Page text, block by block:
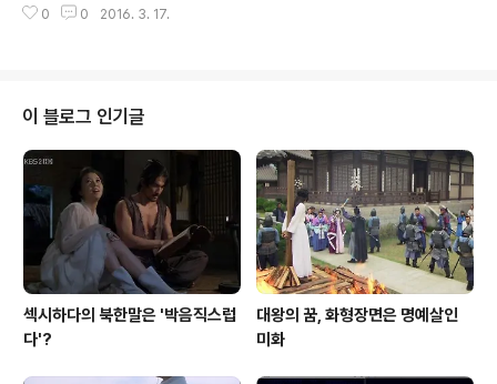
습니다. 한 장의 사진에 담긴 ‘결정적 순간’이 우리 모두를
의무화 하겠다" 창원 성산구 정의당 노회찬 후보가 지난 1
수도 요금은 1㎥(1000ℓ)당 650원, 하수도 요금은 1㎥
당 370원으로 서울시 상수도 요금1㎥당 360원, 하수도
요금 1㎥당 300원에 비해 상·하수도 단가가 1㎥당 각각
290원, 70원 더 비싼 것으로 확인되었다”며 “창원시민들
의 1인 1일 평균 가정용수 사용량(155.3ℓ *환경부 20..
0 0 2016. 3. 17.
이 블로그 인기글
섹시하다의 북한말은 '박음직스럽
다'?
대왕의 꿈, 화형장면은 명예살인
미화